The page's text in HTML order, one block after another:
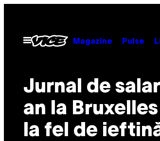
contentOpen
Menu
Magazine Pulse
Jurnal de
an la
la fel de